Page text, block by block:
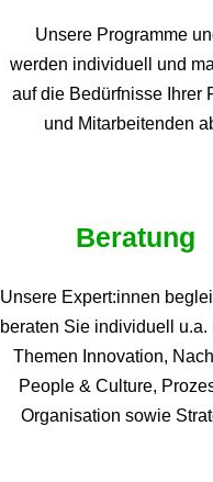
Unsere Programme
werden individuell und
auf die Bedürfnisse Ihrer
und Mitarbeitenden
Beratung
Unsere Expert:innen
beraten Sie individuell u.a.
Themen Innovation,
People & Culture,
Organisation sowie